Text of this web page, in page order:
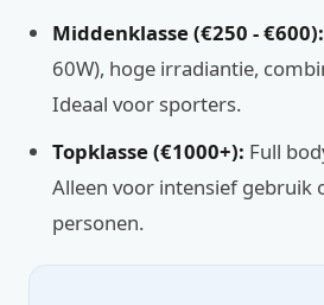
Middenklasse (€250 - €600):
60W), hoge irradiantie,
Ideaal voor sporters.
Topklasse (€1000+): Full
Alleen voor intensief gebruik
personen.